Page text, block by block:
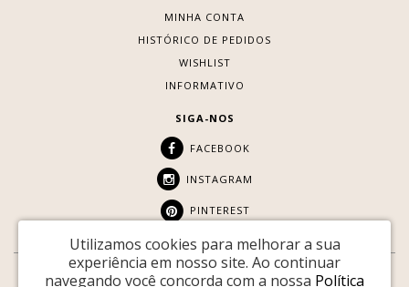
MINHA CONTA
HISTÓRICO DE PEDIDOS
WISHLIST
INFORMATIVO
SIGA-NOS
FACEBOOK
INSTAGRAM
PINTEREST
SITE SEGURO:
Utilizamos cookies para melhorar a sua
experiência em nosso site. Ao continuar
navegando você concorda com a nossa Política